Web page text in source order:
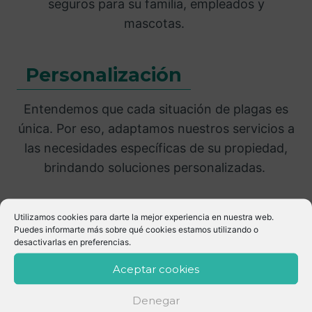
Utilizamos cookies para darte la mejor experiencia en nuestra web.
Puedes informarte más sobre qué cookies estamos utilizando o
desactivarlas en preferencias.
Aceptar cookies
Denegar
seguros para su familia, empleados y
mascotas.
Personalización
Entendemos que cada situación de plagas es
única. Por eso, adaptamos nuestros servicios a
las necesidades específicas de su propiedad,
brindando soluciones personalizadas.
Resultados
Garantizados
Estamos tan seguros de la efectividad de
nuestros servicios que ofrecemos garantía en